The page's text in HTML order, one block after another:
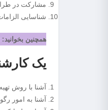
مشارکت در
شناسایی
همچنین بخوانید:
یک
آشنا با روش
آشنا به امور